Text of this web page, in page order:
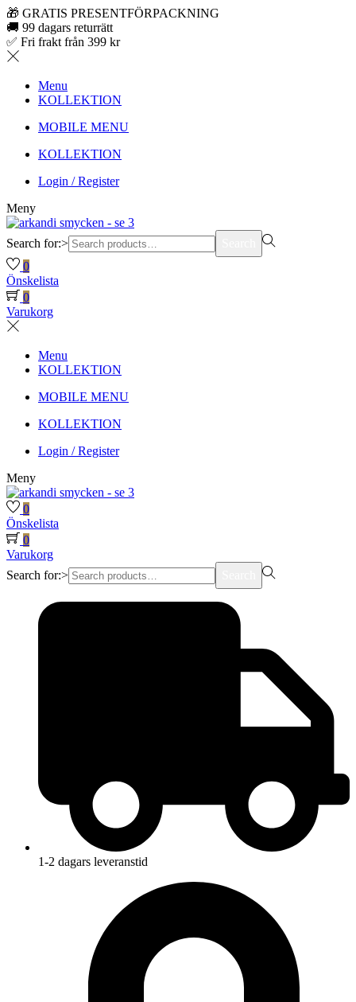
🎁 GRATIS PRESENTFÖRPACKNING
🚚 99 dagars returrätt
✅ Fri frakt från 399 kr
Menu
KOLLEKTION
MOBILE MENU
KOLLEKTION
Login / Register
Meny
Search for:>
0
Önskelista
0
Varukorg
Menu
KOLLEKTION
MOBILE MENU
KOLLEKTION
Login / Register
Meny
0
Önskelista
0
Varukorg
Search for:>
1-2 dagars leveranstid